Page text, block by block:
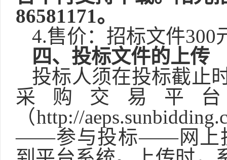
86581171。
4.售价：招标文件300
四、投标文件的上传
投标人须在投标截止
采购交易平
（http://
——参与投标——网上投